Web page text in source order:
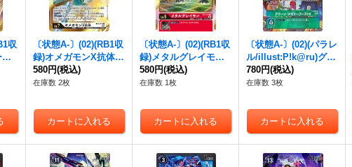
収
〔状態A-〕(02)(RB1収
録)オメガモンX抗体
【SEC】{BT5-111}
《白》
580円(税込)
在庫数 2枚
〔状態A-〕(02)(RB1収
録)メタルグレイモン
【SEC】{BT1-114}
《赤》
580円(税込)
在庫数 1枚
〔状態A-〕(02)(パラレ
ル/illust:P!k@ru)グリ
ーン・メモリーブース
ト!!【SR-P】{P-038}
780円(税込)
在庫数 3枚